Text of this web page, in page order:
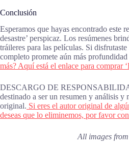
Conclusión
Esperamos que hayas encontrado este
desastre’ perspicaz. Los resúmenes
tráileres para las películas. Si
completo promete aún más
más? Aquí está el enlace para comprar
DESCARGO DE
destinado a ser un resumen y análisis y
original. Si eres el autor original de
deseas que lo eliminemos, por favor
All images from